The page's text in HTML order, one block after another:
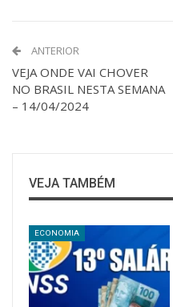
ANTERIOR
VEJA ONDE VAI CHOVER
NO BRASIL NESTA SEMANA
– 14/04/2024
VEJA TAMBÉM
ECONOMIA